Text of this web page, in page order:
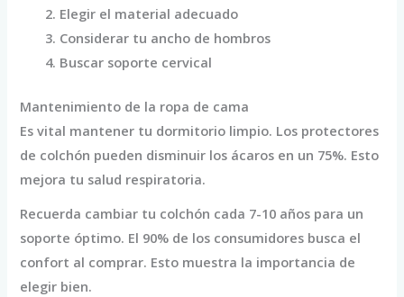
Elegir el material adecuado
Considerar tu ancho de hombros
Buscar soporte cervical
Mantenimiento de la ropa de cama
Es vital mantener tu dormitorio limpio. Los protectores
de colchón pueden disminuir los ácaros en un 75%. Esto
mejora tu salud respiratoria.
Recuerda cambiar tu colchón cada 7-10 años para un
soporte óptimo. El 90% de los consumidores busca el
confort al comprar. Esto muestra la importancia de
elegir bien.